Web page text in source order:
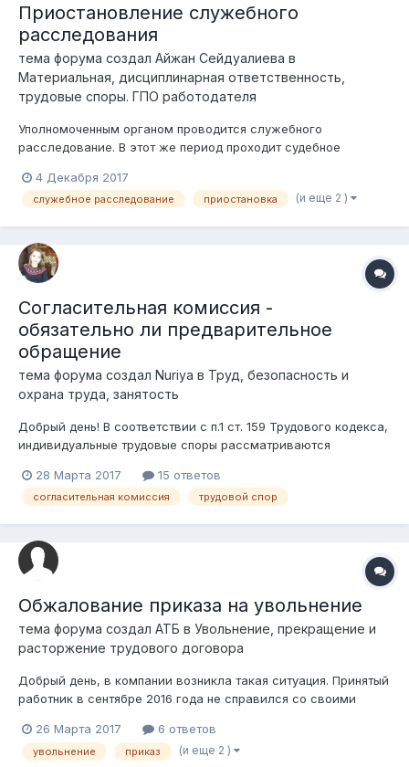
Приостановление служебного
расследования
тема форума создал Айжан Сейдуалиева в
Материальная, дисциплинарная ответственность,
трудовые споры. ГПО работодателя
Уполномоченным органом проводится служебного
расследование. В этот же период проходит судебное
расследование до вынесения решения суда?
4 Декабря 2017
служебное расследование приостановка (и еще 2 )
Согласительная комиссия -
обязательно ли предварительное
обращение
тема форума создал Nuriya в Труд, безопасность и
охрана труда, занятость
Добрый день! В соответствии с п.1 ст. 159 Трудового кодекса,
индивидуальные трудовые споры рассматриваются
вопросам либо неисполнению решения согласительной
комиссии – судами, за исключением субъектов малого
28 Марта 2017 15 ответов
согласительная комиссия трудовой спор
Обжалование приказа на увольнение
тема форума создал АТБ в Увольнение, прекращение и
расторжение трудового договора
Добрый день, в компании возникла такая ситуация. Принятый
работник в сентябре 2016 года не справился со своими
множественные акты и служебные записки от отдела кадров
и других сотрудников. 18 ноября работнику было отправлено
26 Марта 2017 6 ответов
увольнение приказ (и еще 2 )